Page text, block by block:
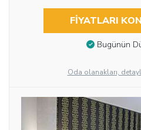
FIYATLARI
Bugünün
Oda olanakları,